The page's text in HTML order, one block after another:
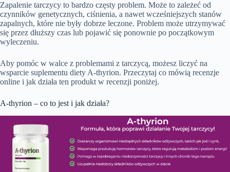
Zapalenie tarczycy to bardzo częsty problem. Może to zależeć od
czynników genetycznych, ciśnienia, a nawet wcześniejszych stanów
zapalnych, które nie były dobrze leczone. Problem może utrzymywać
się przez dłuższy czas lub pojawić się ponownie po początkowym
wyleczeniu.
Aby pomóc w walce z problemami z tarczycą, możesz liczyć na
wsparcie suplementu diety A-thyrion. Przeczytaj co mówią recenzje
online i jak działa ten produkt w recenzji poniżej.
A-thyrion – co to jest i jak działa?